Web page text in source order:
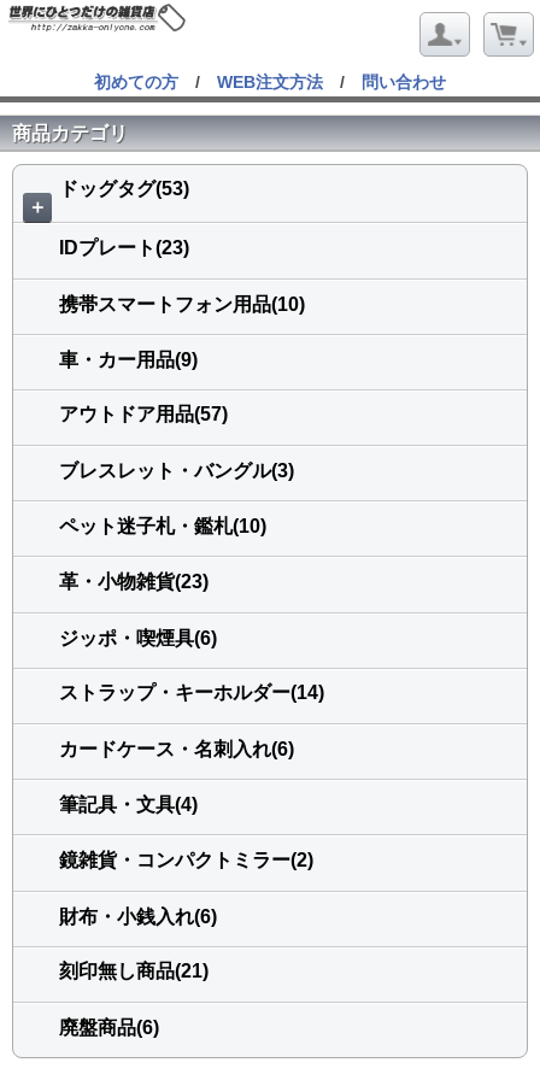
初めての方 / WEB注文方法 / 問い合わせ
商品カテゴリ
＋
ドッグタグ(53)
IDプレート(23)
携帯スマートフォン用品(10)
車・カー用品(9)
アウトドア用品(57)
ブレスレット・バングル(3)
ペット迷子札・鑑札(10)
革・小物雑貨(23)
ジッポ・喫煙具(6)
ストラップ・キーホルダー(14)
カードケース・名刺入れ(6)
筆記具・文具(4)
鏡雑貨・コンパクトミラー(2)
財布・小銭入れ(6)
刻印無し商品(21)
廃盤商品(6)